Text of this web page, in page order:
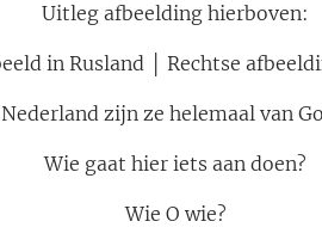
Uitleg afbeelding hierboven:
in Rusland │ Rechtse
zijn ze helemaal van
Wie gaat hier iets aan doen?
Wie O wie?